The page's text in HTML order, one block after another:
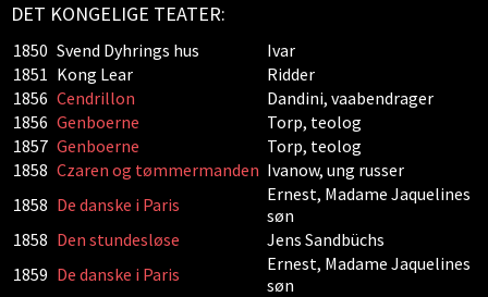
DET KONGELIGE TEATER:
1850 Svend Dyhrings hus
Ivar
1851 Kong Lear
Ridder
1856 Cendrillon
Dandini, vaabendrager
1856 Genboerne
Torp, teolog
1857 Genboerne
Torp, teolog
1858 Czaren og tømmermanden Ivanow, ung russer
1858 De danske i Paris
Ernest, Madame Jaquelines
søn
1858 Den stundesløse
Jens Sandbüchs
1859 De danske i Paris
Ernest, Madame Jaquelines
søn